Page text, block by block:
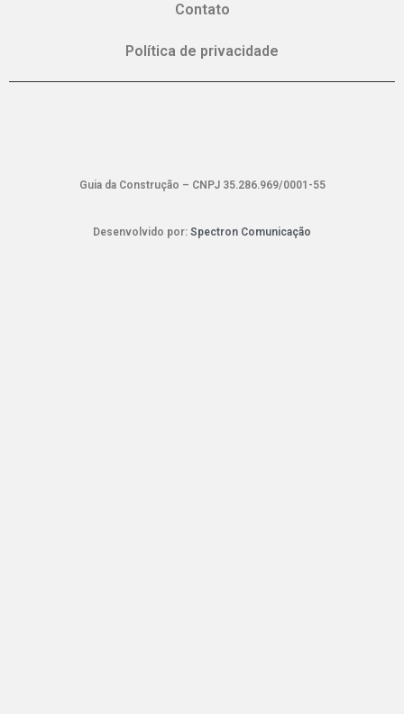
Contato
Política de privacidade
Guia da Construção – CNPJ 35.286.969/0001-55
Desenvolvido por: Spectron Comunicação